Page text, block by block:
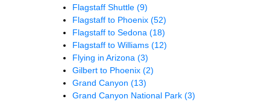
Flagstaff Shuttle (9)
Flagstaff to Phoenix (52)
Flagstaff to Sedona (18)
Flagstaff to Williams (12)
Flying in Arizona (3)
Gilbert to Phoenix (2)
Grand Canyon (13)
Grand Canyon National Park (3)